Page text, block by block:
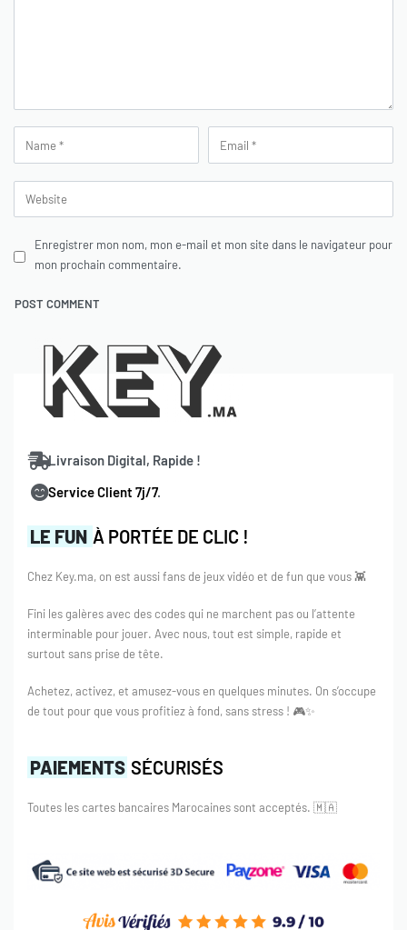
Enregistrer mon nom, mon e-mail et mon site dans le navigateur pour
mon prochain commentaire.
LE FUN À PORTÉE DE CLIC !
Chez Key.ma, on est aussi fans de jeux vidéo et de fun que vous 👾
Fini les galères avec des codes qui ne marchent pas ou l’attente
interminable pour jouer. Avec nous, tout est simple, rapide et
surtout sans prise de tête.
Achetez, activez, et amusez-vous en quelques minutes. On s’occupe
de tout pour que vous profitiez à fond, sans stress ! 🎮✨
Livraison Digital, Rapide !
Service Client 7j/7.
PAIEMENTS SÉCURISÉS
Toutes les cartes bancaires Marocaines sont acceptés. 🇲🇦